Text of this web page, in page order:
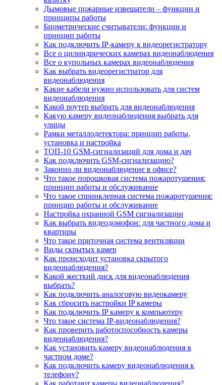
Дымовые пожарные извещатели – функции и
принципы работы
Биометрические считыватели: функции и
принцип работы
Как подключить IP-камеру к видеорегистратору
Все о цилиндрических камерах видеонаблюдения
Все о купольных камерах видеонаблюдения
Как выбрать видеорегистратор для
видеонаблюдения
Какие кабели нужно использовать для систем
видеонаблюдения
Какой роутер выбрать для видеонаблюдения
Какую камеру видеонаблюдения выбрать для
улицы
Рамки металлодетектора: принцип работы,
установка и настройка
ТОП-10 GSM-сигнализаций для дома и дач
Как подключить GSM-сигнализацию?
Законно ли видеонаблюдение в офисе?
Что такое порошковая система пожаротушения:
принцип работы и обслуживание
Что такое спринклерная система пожаротушения:
принцип работы и обслуживание
Настройка охранной GSM сигнализации
Как выбрать видеодомофон: для частного дома и
квартиры
Что такое приточная система вентиляции
Виды скрытых камер
Как происходит установка скрытого
видеонаблюдения?
Какой жесткий диск для видеонаблюдения
выбрать?
Как подключить аналоговую видеокамеру
Как сбросить настройки IP камеры
Как подключить IP камеру к компьютеру
Что такое система IP-видеонаблюдения?
Как проверить работоспособность камеры
видеонаблюдения?
Как установить камеру видеонаблюдения в
частном доме?
Как подключить камеру видеонаблюдения к
телефону?
Как работают камеры видеонаблюдения?